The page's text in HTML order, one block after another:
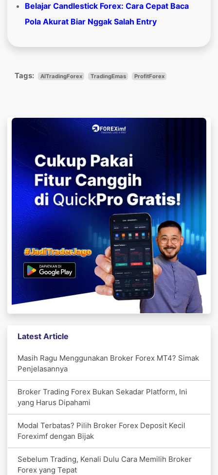
Belajar Candlestick Forex: Cara Cepat Baca
Pola Akurat Biar Nggak Salah Entry
Tags: AITradingForex TradingEmas ProfitForex
Latest Article
Masih Ragu Menggunakan Broker Forex MT4? Simak
Penjelasannya
Broker Trading Forex Bukan Sekadar Platform, Ini
yang Harus Dipahami
Modal Terbatas? Pilih Broker Forex Deposit Kecil
Foreximf dengan Bijak
Sebelum Trading, Kenali Dulu Cara Memilih Broker
Forex yang Tepat